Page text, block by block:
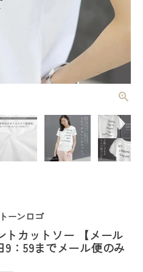
ーンロゴ
カットソー 【メール
：59までメール便のみ